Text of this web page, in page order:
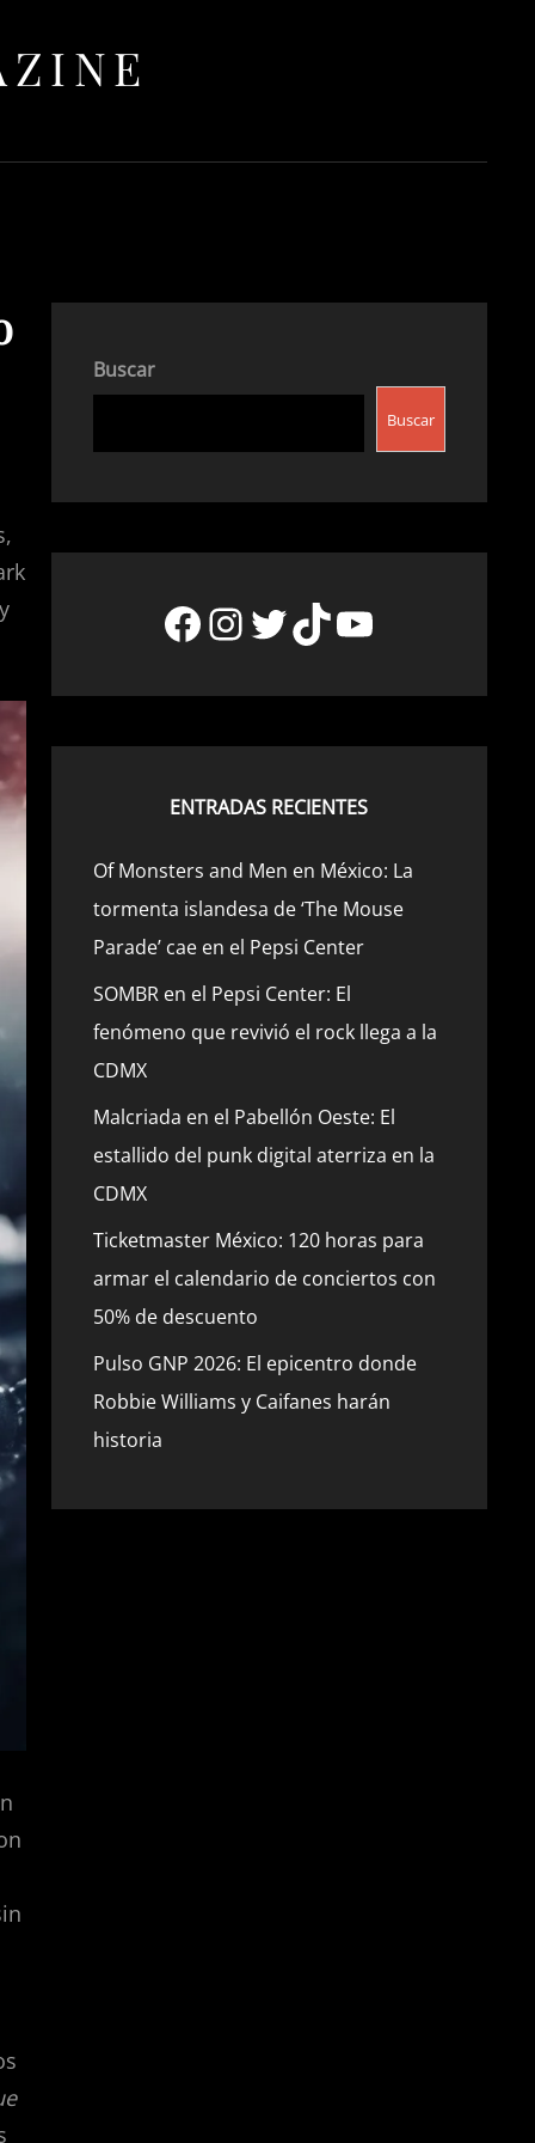
Buscar
Buscar
Facebook
Instagram
Twitter
TikTok
YouTube
ENTRADAS RECIENTES
Of Monsters and Men en México: La
tormenta islandesa de ‘The Mouse
Parade’ cae en el Pepsi Center
SOMBR en el Pepsi Center: El
fenómeno que revivió el rock llega a la
CDMX
Malcriada en el Pabellón Oeste: El
estallido del punk digital aterriza en la
CDMX
Ticketmaster México: 120 horas para
armar el calendario de conciertos con
50% de descuento
Pulso GNP 2026: El epicentro donde
Robbie Williams y Caifanes harán
historia